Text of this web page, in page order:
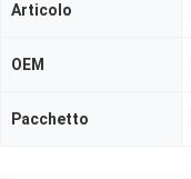
Articolo
OEM
Pacchetto